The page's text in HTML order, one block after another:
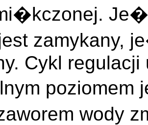
zamykany,
Cykl
poziomem
wody